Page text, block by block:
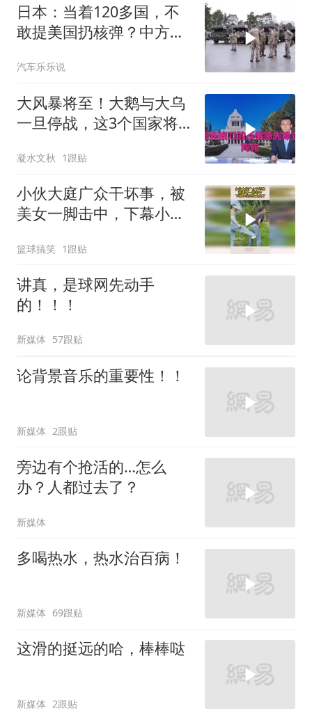
日本：当着120多国，不
敢提美国扔核弹？中方：
汽车乐乐说
大风暴将至！大鹅与大乌
一旦停战，这3个国家将
凝水文秋 1跟贴
小伙大庭广众干坏事，被
美女一脚击中，下幕小伙
篮球搞笑 1跟贴
讲真，是球网先动手
的！！！
新媒体 57跟贴
论背景音乐的重要性！！
新媒体 2跟贴
旁边有个抢活的…怎么
办？人都过去了？
新媒体
多喝热水，热水治百病！
新媒体 69跟贴
这滑的挺远的哈，棒棒哒
新媒体 2跟贴